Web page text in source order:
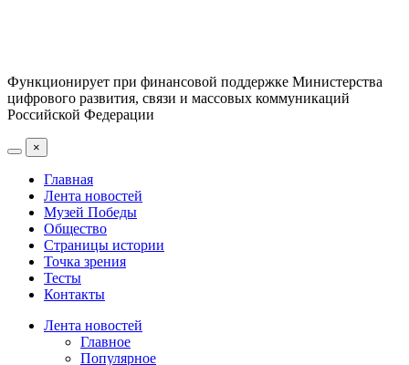
Функционирует при финансовой поддержке Министерства
цифрового развития, связи и массовых коммуникаций
Российской Федерации
×
Главная
Лента новостей
Музей Победы
Общество
Страницы истории
Точка зрения
Тесты
Контакты
Лента новостей
Главное
Популярное